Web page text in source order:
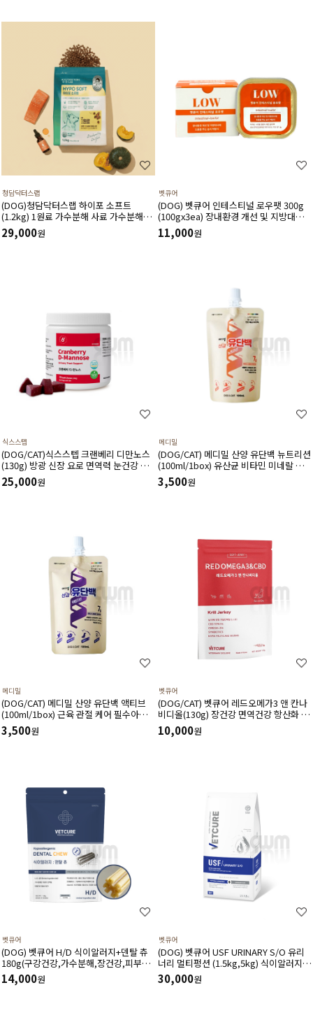
청담닥터스랩
(DOG)청담닥터스랩 하이포 소프트
(1.2kg) 1원료 가수분해 사료 가수분해연
어 피부와 피모건강에 도움 장건강 긴장완
화 부드러운식감
29,000원
벳큐어
(DOG) 벳큐어 인테스티널 로우팻 300g
(100gx3ea) 장내환경 개선 및 지방대사
에 도움을 주는 습식 처방식
11,000원
식스스텝
(DOG/CAT)식스스텝 크랜베리 디만노스
(130g) 방광 신장 요로 면역력 눈건강 혈
관건강에 도움 주는 츄어블 타입 영양제
25,000원
메디밀
(DOG/CAT) 메디밀 산양 유단백 뉴트리션
(100ml/1box) 유산균 비타민 미네랄 함
유 한끼 사료 대용 고단백 저지방 영양보
충제
3,500원
메디밀
(DOG/CAT) 메디밀 산양 유단백 액티브
(100ml/1box) 근육 관절 케어 필수아미
노산 아르기닌 함유 한끼 사료 대용 고단
백 저지방 영양보충제
3,500원
벳큐어
(DOG/CAT) 벳큐어 레드오메가3 앤 칸나
비디올(130g) 장건강 면역건강 항산화 피
부건강 피모건강에 도움
10,000원
벳큐어
(DOG) 벳큐어 H/D 식이알러지+덴탈 츄
180g(구강건강,가수분해,장건강,피부건
강에 도움)
14,000원
벳큐어
(DOG) 벳큐어 USF URINARY S/O 유리
너리 멀티펑션 (1.5kg,5kg) 식이알러지
결석관리 가수분해 면역건강 피부관리 피
모관리에 도움
30,000원